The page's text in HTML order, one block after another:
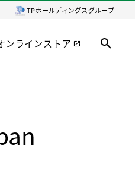
TPホールディングスグループ
ンラインストア